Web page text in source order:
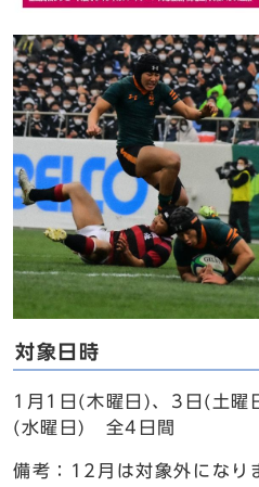
対象日時
1月1日(木曜日)、3日(土曜
(水曜日) 全4日間
備考：12月は対象外になり